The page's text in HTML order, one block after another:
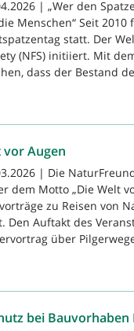
| „Wer den
Menschen“ Seit 2010
statt. Der
(NFS) initiiert. Mit
dass der Bestand
vor Augen
| Die
dem Motto „Die Welt
zu Reisen von
Den Auftakt des
über
bei Bauvorhaben